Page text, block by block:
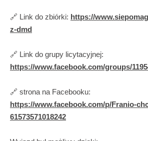
🔗 Link do zbiórki: https://
z-dmd
🔗 Link do grupy licytacyjnej:
https://www.facebook.com/groups/
🔗 strona na Facebooku:
https://www.facebook.com/p/Franio-
61573571018242